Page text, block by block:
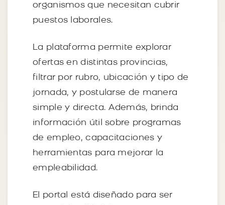
organismos que necesitan cubrir
puestos laborales.
La plataforma permite explorar
ofertas en distintas provincias,
filtrar por rubro, ubicación y tipo de
jornada, y postularse de manera
simple y directa. Además, brinda
información útil sobre programas
de empleo, capacitaciones y
herramientas para mejorar la
empleabilidad.
El portal está diseñado para ser